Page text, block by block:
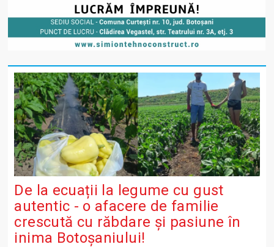
De la ecuații la legume cu gust
autentic - o afacere de familie
crescută cu răbdare și pasiune în
inima Botoșaniului!